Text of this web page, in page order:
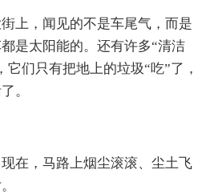
上，闻见的不是车尾气，而是
是太阳能的。还有许多“清洁
们只有把地上的垃圾“吃”了，
。
在，马路上烟尘滚滚、尘土飞